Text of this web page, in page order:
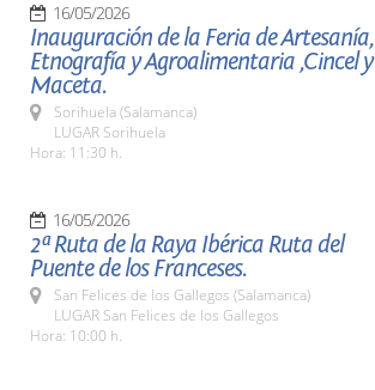
16/05/2026
Inauguración de la Feria de Artesanía,
Etnografía y Agroalimentaria ,Cincel y
Maceta.
Sorihuela (Salamanca)
LUGAR Sorihuela
Hora: 11:30 h.
16/05/2026
2ª Ruta de la Raya Ibérica Ruta del
Puente de los Franceses.
San Felices de los Gallegos (Salamanca)
LUGAR San Felices de los Gallegos
Hora: 10:00 h.